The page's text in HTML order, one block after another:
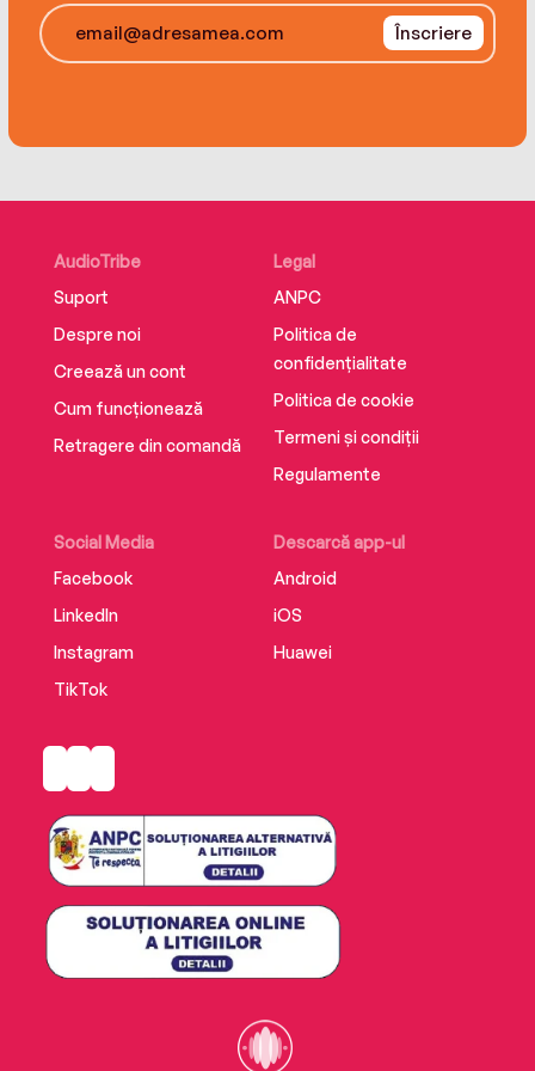
Înscriere
AudioTribe
Suport
Despre noi
Creează un cont
Cum funcționează
Retragere din comandă
Social Media
Facebook
LinkedIn
Instagram
TikTok
Descarcă app-ul
Android
iOS
Huawei
Legal
ANPC
Politica de
confidențialitate
Politica de cookie
Termeni și condiții
Regulamente